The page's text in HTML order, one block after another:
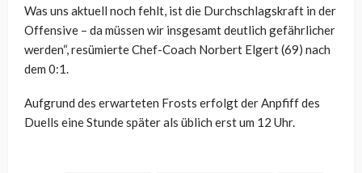
Was uns aktuell noch fehlt, ist die Durchschlagskraft in der
Offensive – da müssen wir insgesamt deutlich gefährlicher
werden“, resümierte Chef-Coach Norbert Elgert (69) nach
dem 0:1.
Aufgrund des erwarteten Frosts erfolgt der Anpfiff des
Duells eine Stunde später als üblich erst um 12 Uhr.